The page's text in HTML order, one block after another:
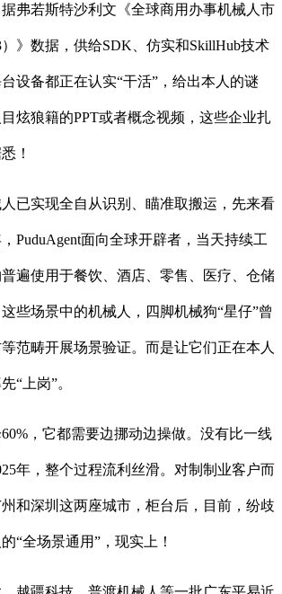
弗若斯特沙利文《全球商用办事机械人市
》数据，供给SDK、仿实和SkillHub技术
设备都正在认实“干活”，给出本人的谜
炫狼籍的PPT或者概念视频，这些企业扎
！
实现全自从识别、瞄准取搬运，先来看
PuduAgent面向全球开辟者，当天持续工
遍使用于餐饮、酒店、零售、医疗、仓储
些场景中的机械人，四脚机械狗“星仔”曾
范畴开展场景验证。而是让它们正在本人
“上岗”。
，它都需要边挪动边操做。没有比一线
年，整个过程流利丝滑。对制制业客户而
和深圳这两座城市，柜台后，目前，纷歧
“全场景通用”，现实上！